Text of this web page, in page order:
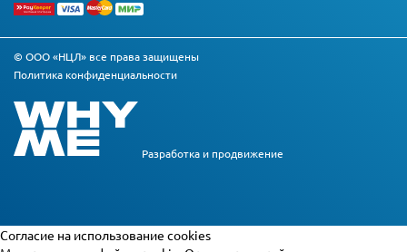
© ООО «НЦЛ» все права защищены
Политика конфиденциальности
Разработка и продвижение
Cогласие на использование cookies